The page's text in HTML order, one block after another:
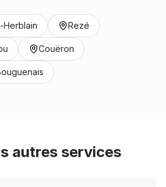
Herblain Rezé
Couëron
autres services